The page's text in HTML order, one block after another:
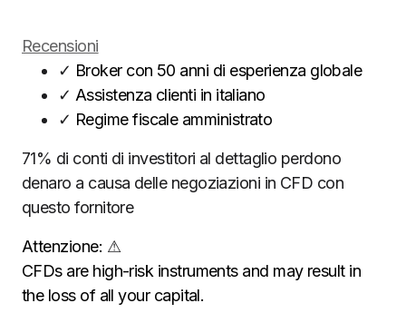
Recensioni
✓ Broker con 50 anni di esperienza globale
✓ Assistenza clienti in italiano
✓ Regime fiscale amministrato
71% di conti di investitori al dettaglio perdono
denaro a causa delle negoziazioni in CFD con
questo fornitore
Attenzione: ⚠
CFDs are high-risk instruments and may result in
the loss of all your capital.